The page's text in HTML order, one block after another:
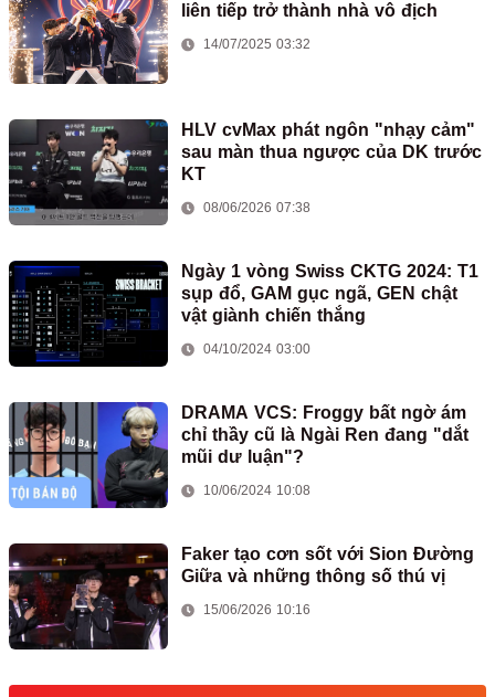
liên tiếp trở thành nhà vô địch
14/07/2025 03:32
HLV cvMax phát ngôn "nhạy cảm"
sau màn thua ngược của DK trước
KT
08/06/2026 07:38
Ngày 1 vòng Swiss CKTG 2024: T1
sụp đổ, GAM gục ngã, GEN chật
vật giành chiến thắng
04/10/2024 03:00
DRAMA VCS: Froggy bất ngờ ám
chỉ thầy cũ là Ngài Ren đang "dắt
mũi dư luận"?
10/06/2024 10:08
Faker tạo cơn sốt với Sion Đường
Giữa và những thông số thú vị
15/06/2026 10:16